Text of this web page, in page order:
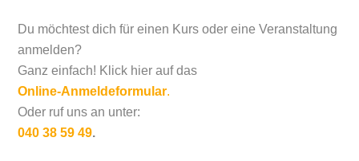
Du möchtest dich für einen Kurs oder eine Veranstaltung
anmelden?
Ganz einfach! Klick hier auf das
Online-Anmeldeformular.
Oder ruf uns an unter:
040 38 59 49.